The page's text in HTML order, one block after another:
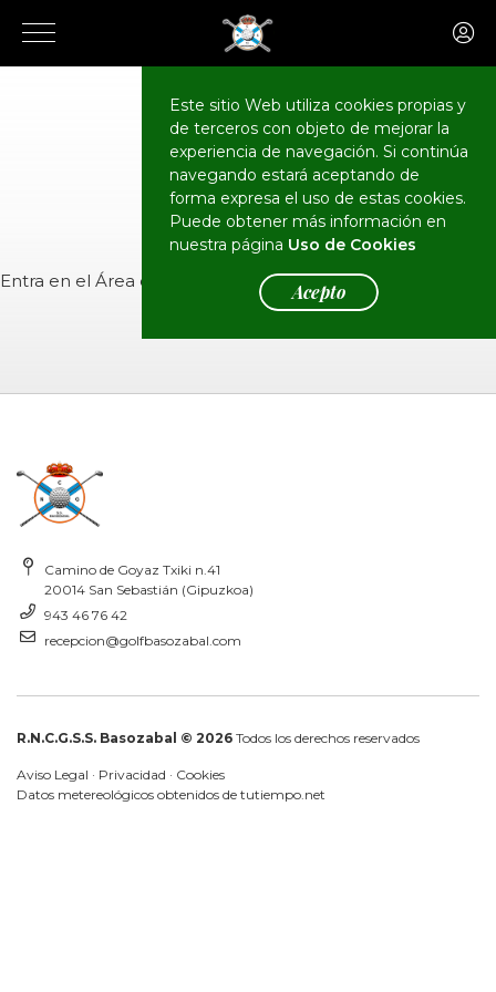
Este sitio Web utiliza cookies propias y
de terceros con objeto de mejorar la
experiencia de navegación. Si continúa
navegando estará aceptando de
forma expresa el uso de estas cookies.
Puede obtener más información en
nuestra página Uso de Cookies
Acepto
CALENDARIO
Eventos
Entra en el Área de Socios para ver el evento.
Camino de Goyaz Txiki n.41
20014 San Sebastián (Gipuzkoa)
943 46 76 42
recepcion@golfbasozabal.com
R.N.C.G.S.S. Basozabal © 2026 Todos los derechos reservados
Aviso Legal · Privacidad · Cookies
Datos metereológicos obtenidos de tutiempo.net